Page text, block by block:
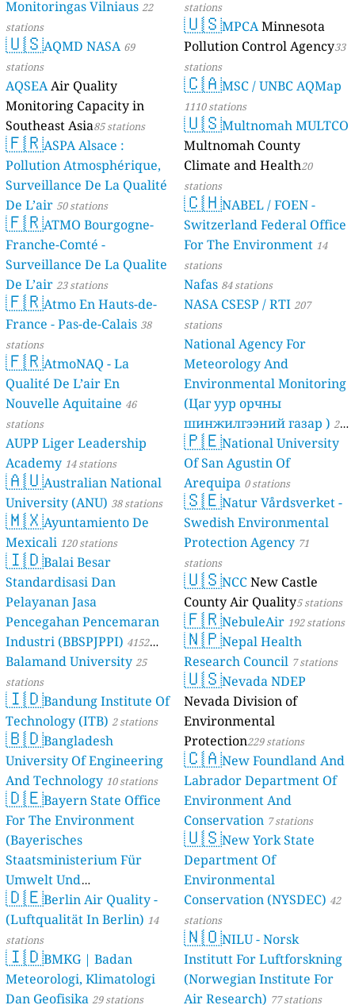
Monitoringas Vilniaus 22
stations
🇺🇸AQMD NASA 69
stations
AQSEAAir Quality
Monitoring Capacity in
Southeast Asia85 stations
🇫🇷ASPA Alsace :
Pollution Atmosphérique,
Surveillance De La Qualité
De L’air 50 stations
🇫🇷ATMO Bourgogne-
Franche-Comté -
Surveillance De La Qualite
De L’air 23 stations
🇫🇷Atmo En Hauts-de-
France - Pas-de-Calais 38
stations
🇫🇷AtmoNAQ - La
Qualité De L’air En
Nouvelle Aquitaine 46
stations
AUPP Liger Leadership
Academy 14 stations
🇦🇺Australian National
University (ANU) 38 stations
🇲🇽Ayuntamiento De
Mexicali 120 stations
🇮🇩Balai Besar
Standardisasi Dan
Pelayanan Jasa
Pencegahan Pencemaran
Industri (BBSPJPPI) 4152
stations
Balamand University25
stations
🇮🇩Bandung Institute Of
Technology (ITB) 2 stations
🇧🇩Bangladesh
University Of Engineering
And Technology 10 stations
🇩🇪Bayern State Office
For The Environment
(Bayerisches
Staatsministerium Für
Umwelt Und
Verbraucherschutz) - LfU
46 stations
🇩🇪Berlin Air Quality -
(Luftqualität In Berlin) 14
stations
🇮🇩BMKG | Badan
Meteorologi, Klimatologi
Dan Geofisika 29 stations
stations
🇺🇸MPCAMinnesota
Pollution Control Agency33
stations
🇨🇦MSC / UNBC AQMap
1110 stations
🇺🇸Multnomah MULTCO
Multnomah County
Climate and Health20
stations
🇨🇭NABEL / FOEN -
Switzerland Federal Office
For The Environment 14
stations
Nafas 84 stations
NASA CSESP / RTI 207
stations
National Agency For
Meteorology And
Environmental Monitoring
(Цаг уур орчны
шинжилгээний газар ) 21
stations
🇵🇪National University
Of San Agustin Of
Arequipa 0 stations
🇸🇪Natur Vårdsverket -
Swedish Environmental
Protection Agency 71
stations
🇺🇸NCCNew Castle
County Air Quality5 stations
🇫🇷NebuleAir 192 stations
🇳🇵Nepal Health
Research Council 7 stations
🇺🇸Nevada NDEP
Nevada Division of
Environmental
Protection229 stations
🇨🇦New Foundland And
Labrador Department Of
Environment And
Conservation 7 stations
🇺🇸New York State
Department Of
Environmental
Conservation (NYSDEC) 42
stations
🇳🇴NILU - Norsk
Institutt For Luftforskning
(Norwegian Institute For
Air Research) 77 stations